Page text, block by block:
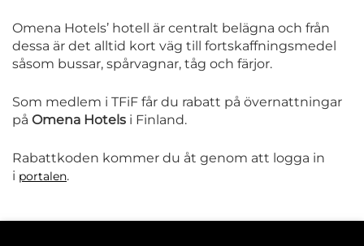
Omena Hotels’ hotell är centralt belägna och från
dessa är det alltid kort väg till fortskaffningsmedel
såsom bussar, spårvagnar, tåg och färjor.
Som medlem i TFiF får du rabatt på övernattningar
på Omena Hotels i Finland.
Rabattkoden kommer du åt genom att logga in
i portalen.